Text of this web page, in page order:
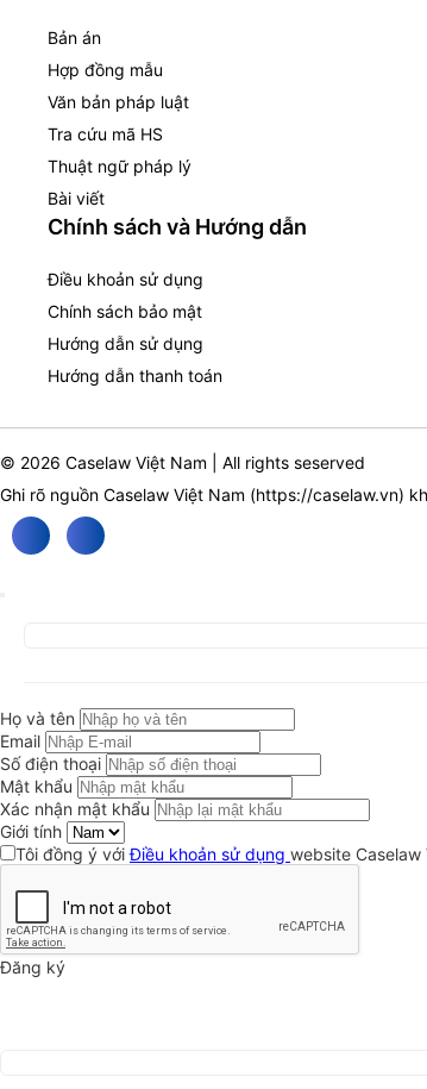
Bản án
Hợp đồng mẫu
Văn bản pháp luật
Tra cứu mã HS
Thuật ngữ pháp lý
Bài viết
Chính sách và Hướng dẫn
Điều khoản sử dụng
Chính sách bảo mật
Hướng dẫn sử dụng
Hướng dẫn thanh toán
© 2026 Caselaw Việt Nam | All rights seserved
Ghi rõ nguồn Caselaw Việt Nam (https://caselaw.vn)
Họ và tên
Email
Số điện thoại
Mật khẩu
Xác nhận mật khẩu
Giới tính
Tôi đồng ý vớiĐiều khoản sử dụng website Caselaw
Đăng ký